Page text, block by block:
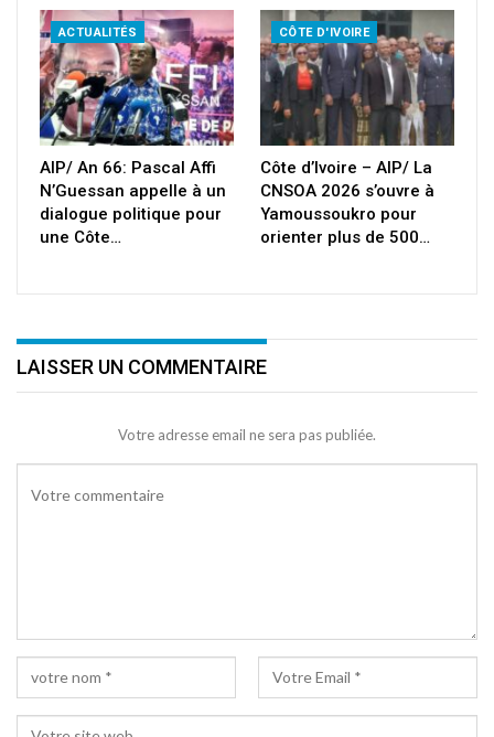
ACTUALITÉS
AIP/ An 66: Pascal Affi
N’Guessan appelle à un
dialogue politique pour
une Côte…
CÔTE D'IVOIRE
Côte d’Ivoire – AIP/ La
CNSOA 2026 s’ouvre à
Yamoussoukro pour
orienter plus de 500…
LAISSER UN COMMENTAIRE
Votre adresse email ne sera pas publiée.